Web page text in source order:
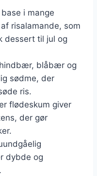
i mange
risalamande, som
dessert til jul og
blåbær og
sødme, der
ris.
flødeskum giver
der gør
dybde og